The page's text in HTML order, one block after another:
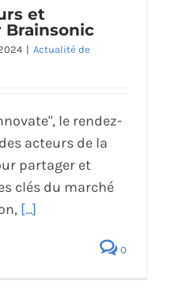
et
| Actualité de
le rendez-
acteurs de la
partager et
clés du marché
[...]
0